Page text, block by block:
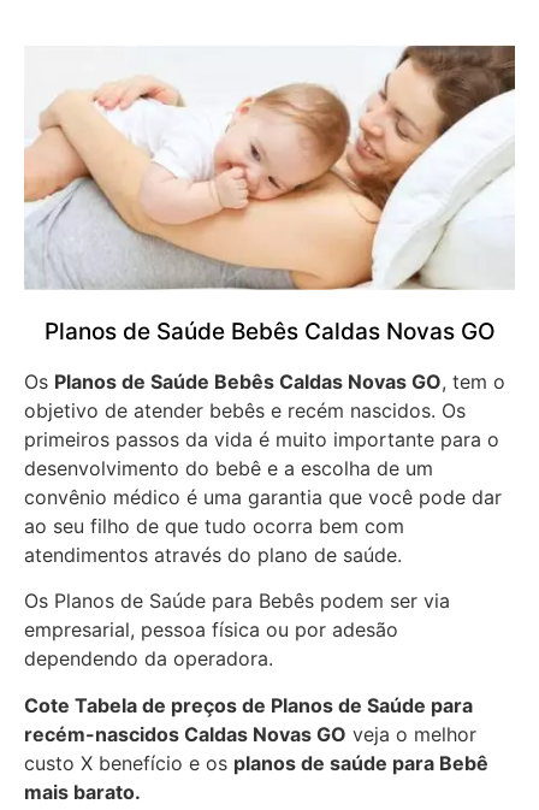
Planos de Saúde Bebês Caldas Novas GO
Os Planos de Saúde Bebês Caldas Novas GO, tem o
objetivo de atender bebês e recém nascidos. Os
primeiros passos da vida é muito importante para o
desenvolvimento do bebê e a escolha de um
convênio médico é uma garantia que você pode dar
ao seu filho de que tudo ocorra bem com
atendimentos através do plano de saúde.
Os Planos de Saúde para Bebês podem ser via
empresarial, pessoa física ou por adesão
dependendo da operadora.
Cote Tabela de preços de Planos de Saúde para
recém-nascidos Caldas Novas GO veja o melhor
custo X benefício e os planos de saúde para Bebê
mais barato.